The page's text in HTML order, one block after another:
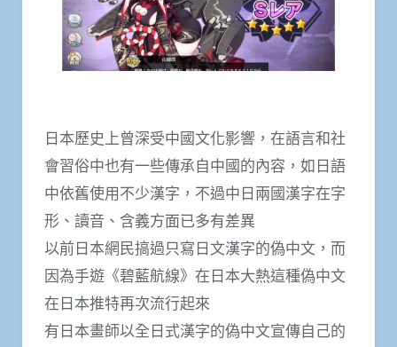
日本歷史上曾深受中國文化影響，在語言和社
會習俗中也有一些傳承自中國的內容，如日語
中依舊使用不少漢字，不過中日兩國漢字在字
形、讀音、含義方面已多有差異
以前日本網民搞過只寫日文漢字的偽中文，而
因為手遊《碧藍航線》在日本大熱這種偽中文
在日本推特再次流行起來
有日本畫師以全日式漢字的偽中文宣傳自己的